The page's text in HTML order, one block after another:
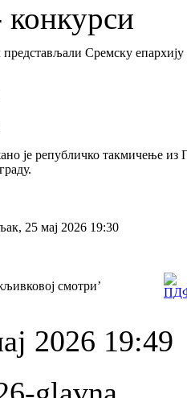
Сремску епархију
је републичко такмичење
25 мај 2026 19:30
смотри’
2026 19:49